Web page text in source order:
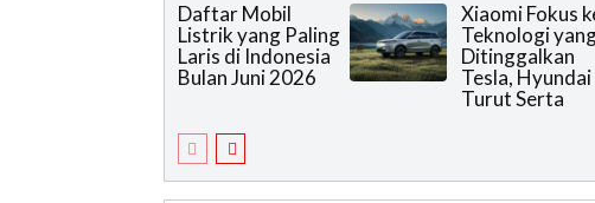
Daftar Mobil
Listrik yang Paling
Laris di Indonesia
Bulan Juni 2026
Xiaomi Fokus
Teknologi
Ditinggalkan
Tesla, Hyundai
Turut Serta